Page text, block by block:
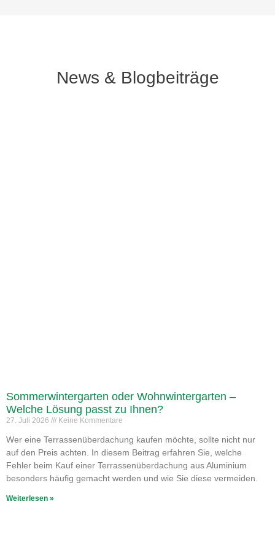
News & Blogbeiträge
Sommerwintergarten oder Wohnwintergarten –
Welche Lösung passt zu Ihnen?
27. Juli 2026 Keine Kommentare
Wer eine Terrassenüberdachung kaufen möchte, sollte nicht nur
auf den Preis achten. In diesem Beitrag erfahren Sie, welche
Fehler beim Kauf einer Terrassenüberdachung aus Aluminium
besonders häufig gemacht werden und wie Sie diese vermeiden.
Weiterlesen »